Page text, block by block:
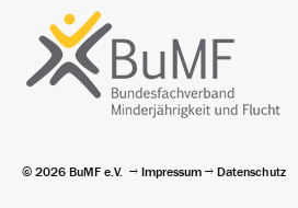
© 2026 BuMF e.V. Impressum Datenschutz